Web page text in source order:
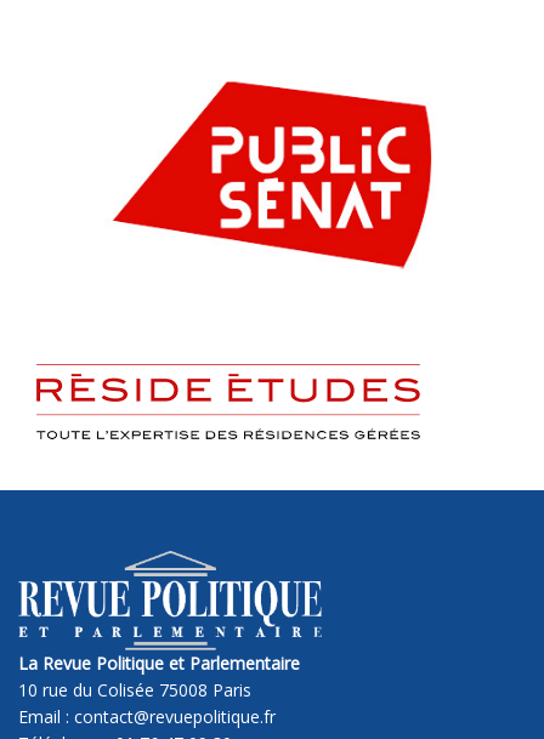
La Revue Politique et Parlementaire
10 rue du Colisée 75008 Paris
Email : contact@revuepolitique.fr